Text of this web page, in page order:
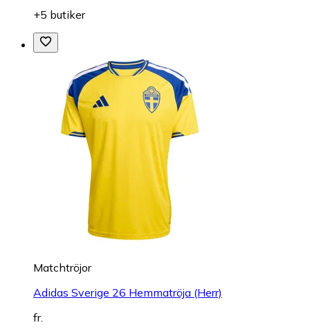
+5 butiker
Matchtröjor
Adidas Sverige 26 Hemmatröja (Herr)
fr.